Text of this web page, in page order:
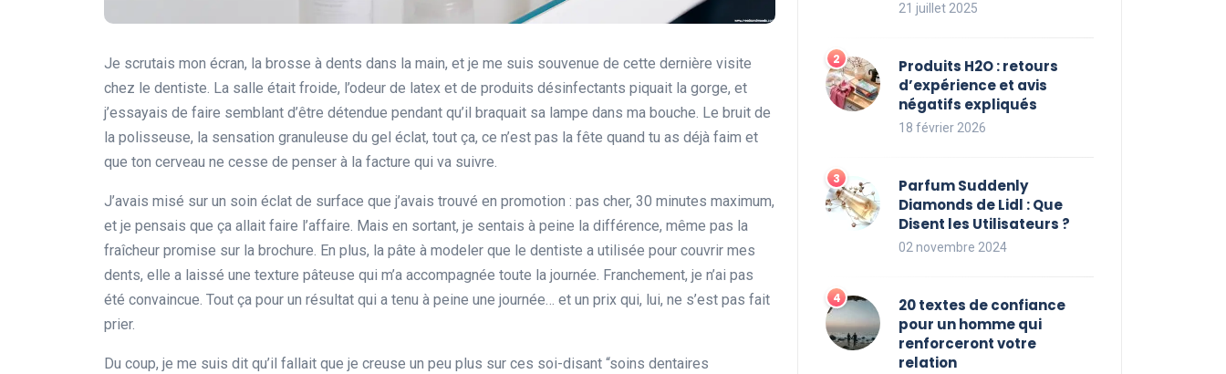
Je scrutais mon écran, la brosse à dents dans la main, et je me suis souvenue de cette dernière visite
chez le dentiste. La salle était froide, l’odeur de latex et de produits désinfectants piquait la gorge, et
j’essayais de faire semblant d’être détendue pendant qu’il braquait sa lampe dans ma bouche. Le bruit de
la polisseuse, la sensation granuleuse du gel éclat, tout ça, ce n’est pas la fête quand tu as déjà faim et
que ton cerveau ne cesse de penser à la facture qui va suivre.
J’avais misé sur un soin éclat de surface que j’avais trouvé en promotion : pas cher, 30 minutes maximum,
et je pensais que ça allait faire l’affaire. Mais en sortant, je sentais à peine la différence, même pas la
fraîcheur promise sur la brochure. En plus, la pâte à modeler que le dentiste a utilisée pour couvrir mes
dents, elle a laissé une texture pâteuse qui m’a accompagnée toute la journée. Franchement, je n’ai pas
été convaincue. Tout ça pour un résultat qui a tenu à peine une journée… et un prix qui, lui, ne s’est pas fait
prier.
Du coup, je me suis dit qu’il fallait que je creuse un peu plus sur ces soi-disant “soins dentaires
21 juillet 2025
Produits H2O : retours
d’expérience et avis
négatifs expliqués
18 février 2026
Parfum Suddenly
Diamonds de Lidl : Que
Disent les Utilisateurs ?
02 novembre 2024
20 textes de confiance
pour un homme qui
renforceront votre
relation